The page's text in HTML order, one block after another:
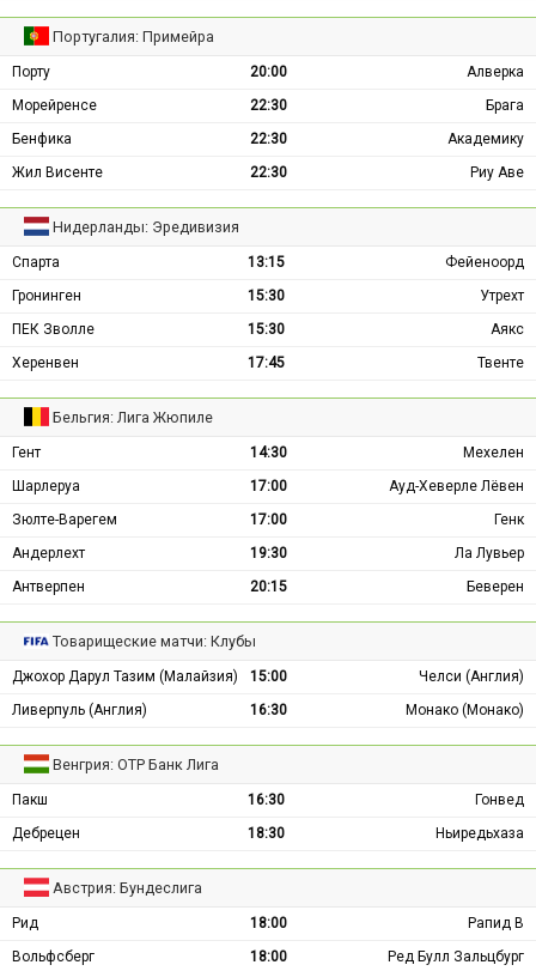
Португалия: Примейра
Порту 20:00
Алверка
Морейренсе
22:30
Брага
Бенфика
22:30
Академику
Жил Висенте
22:30 Риу Аве
Нидерланды: Эредивизия
Спарта 13:15
Фейеноорд
Гронинген
15:30
Утрехт
ПЕК Зволле
15:30
Аякс
Херенвен
17:45 Твенте
Бельгия: Лига Жюпиле
Гент 14:30
Мехелен
Шарлеруа
17:00
Ауд-Хеверле Лёвен
Зюлте-Варегем
17:00
Генк
Андерлехт
19:30
Ла Лувьер
Антверпен
20:15 Беверен
Товарищеские матчи: Клубы
Джохор Дарул Тазим (Малайзия) 15:00
Челси (Англия)
Ливерпуль (Англия)
16:30 Монако (Монако)
Венгрия: ОТР Банк Лига
Пакш 16:30
Гонвед
Дебрецен
18:30 Ньиредьхаза
Австрия: Бундеслига
Рид 18:00
Рапид В
Вольфсберг
18:00 Ред Булл Зальцбург